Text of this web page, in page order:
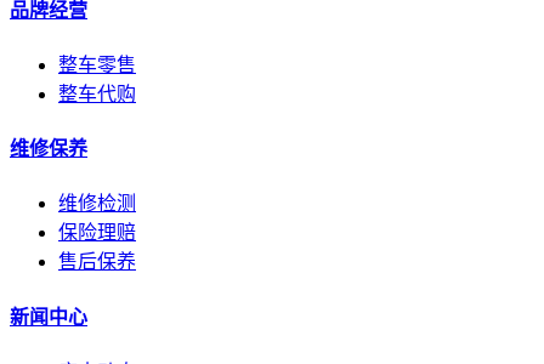
品牌经营
整车零售
整车代购
维修保养
维修检测
保险理赔
售后保养
新闻中心